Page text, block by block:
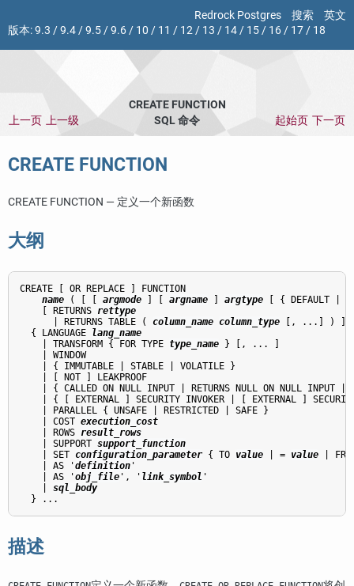
Redrock Postgres 搜索
英文
版本:9.3 /9.4/9.5/9.6/ 10 / 11 / 12/ 13 / 14/ 15/ 16/ 17/ 18
CREATE FUNCTION
上一页 上一级 SQL 命令 起始页 下一页
CREATE FUNCTION
CREATE FUNCTION — 定义一个新函数
大纲
CREATE [ OR REPLACE ] FUNCTION
name ( [ [ argmode argname argtype [ { DEFAULT |
    [ RETURNS
rettype
      | RETURNS TABLE (
column_name column_type [, ...] ) ]
  { LANGUAGE
lang_name
    | TRANSFORM { FOR TYPE
type_name } [, ... ]
    | WINDOW
    | { IMMUTABLE | STABLE | VOLATILE }
    | [ NOT ] LEAKPROOF
| { CALLED ON NULL INPUT | RETURNS NULL ON NULL INPUT |
| { [ EXTERNAL ] SECURITY INVOKER | [ EXTERNAL ]
    | PARALLEL { UNSAFE | RESTRICTED | SAFE }
    | COST
execution_cost
    | ROWS
result_rows
    | SUPPORT
support_function
    | SET
configuration_parameter { TO value | = value |
    | AS '
definition '
    | AS '
obj_file ', ' link_symbol '
sql_body
描述